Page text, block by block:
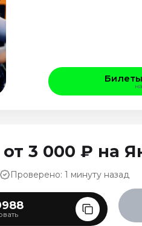
от 3 000 ₽ на
Проверено: 1 минуту назад